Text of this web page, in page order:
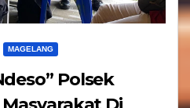
MAGELANG
Polsek